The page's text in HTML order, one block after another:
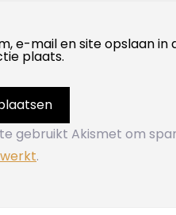
e-mail en site opslaan
plaats.
gebruikt Akismet om
.